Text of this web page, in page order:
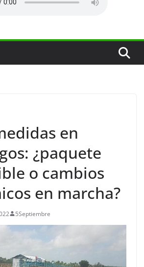
en
¿paquete
o cambios
en marcha?
5Septiembre